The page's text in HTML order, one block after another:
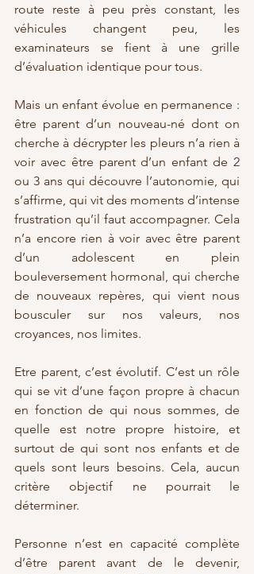
route reste à peu près constant, les
véhicules changent peu, les
examinateurs se fient à une grille
d’évaluation identique pour tous.
Mais un enfant évolue en permanence :
être parent d’un nouveau-né dont on
cherche à décrypter les pleurs n’a rien à
voir avec être parent d’un enfant de 2
ou 3 ans qui découvre l’autonomie, qui
s’affirme, qui vit des moments d’intense
frustration qu’il faut accompagner. Cela
n’a encore rien à voir avec être parent
d’un adolescent en plein
bouleversement hormonal, qui cherche
de nouveaux repères, qui vient nous
bousculer sur nos valeurs, nos
croyances, nos limites.
Etre parent, c’est évolutif. C’est un rôle
qui se vit d’une façon propre à chacun
en fonction de qui nous sommes, de
quelle est notre propre histoire, et
surtout de qui sont nos enfants et de
quels sont leurs besoins. Cela, aucun
critère objectif ne pourrait le
déterminer.
Personne n’est en capacité complète
d’être parent avant de le devenir,